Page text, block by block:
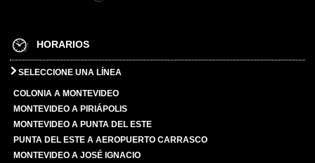
HORARIOS
SELECCIONE UNA LÍNEA
COLONIA A MONTEVIDEO
MONTEVIDEO A PIRIÁPOLIS
MONTEVIDEO A PUNTA DEL ESTE
PUNTA DEL ESTE A AEROPUERTO CARRASCO
MONTEVIDEO A JOSÉ IGNACIO